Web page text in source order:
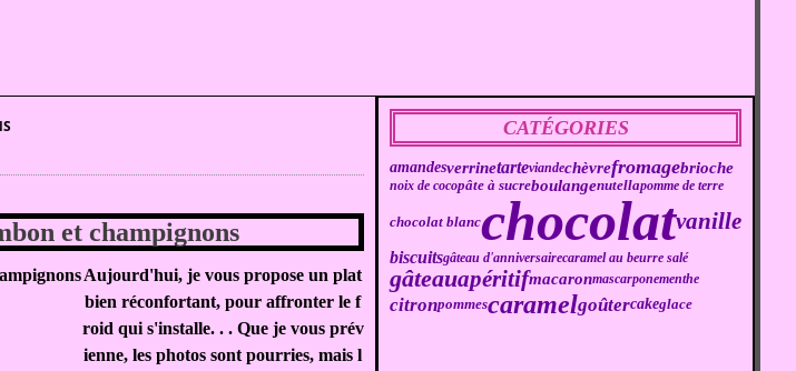
et champignons
Aujourd'hui, je vous propose un plat
bien réconfortant, pour affronter le f
roid qui s'installe. . . Que je vous prév
ienne, les photos sont pourries, mais l
CATÉGORIES
amandesverrinetarteviandechèvrefromagebrioche
noix de cocopâte à sucreboulangenutellapomme de terre
chocolat blancchocolatvanille
biscuitsgâteau d'anniversairecaramel au beurre salé
gâteauapéritifmacaronmascarponementhe
citronpommescaramelgoûtercakeglace